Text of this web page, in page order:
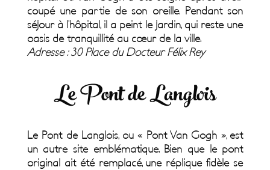
coupé une partie de son oreille. Pendant son
séjour à l’hôpital, il a peint le jardin, qui reste une
oasis de tranquillité au cœur de la ville.
Adresse : 30 Place du Docteur Félix Rey
Le Pont de Langlois
Le Pont de Langlois, ou « Pont Van Gogh », est
un autre site emblématique. Bien que le pont
original ait été remplacé, une réplique fidèle se